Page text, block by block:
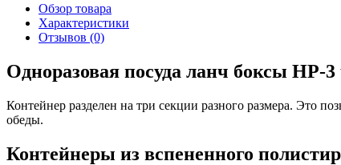
Обзор товара
Характеристики
Отзывов (0)
Одноразовая посуда ланч боксы HP-
Контейнер разделен на три секции разного размера. Это
обеды.
Контейнеры из вспененного